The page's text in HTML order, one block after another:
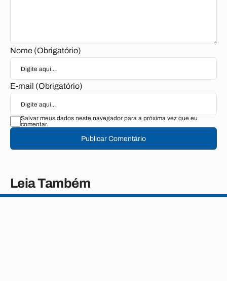
Nome (Obrigatório)
E-mail (Obrigatório)
Salvar meus dados neste navegador para a próxima vez que eu
comentar.
Publicar Comentário
Leia Também